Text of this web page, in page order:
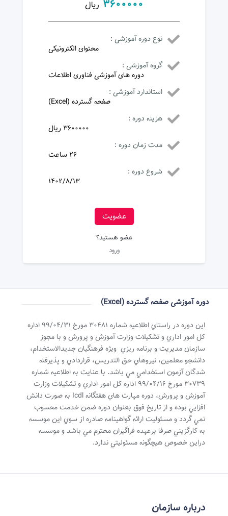
3600000 ریال
نوع دوره آموزشی :
محتوای الکترونیکی
گروه آموزشی :
دوره های آموزشی فناوری اطلاعات
استاندارد آموزشی :
صفحه گسترده (Excel)
هزینه دوره :
3600000 ریال
مدت زمان دوره :
26 ساعت
شروع دوره :
1402/8/13
عضویت
عضو هستید؟
ورود
دوره آموزشی صفحه گسترده (Excel)
اين دوره در راستاي اطلاعيه شماره 30481 مورخ 99/04/31 اداره
کل امور اداري و تشکيلات وزارت آموزش و پرورش و با مجوز
سازمان مديريت و برنامه ريزي ويژه فرهنگيان جديدالاستخدام،
دانشجو معلمين، نيروهاي حق التدريس، قراردادي و پذيرفته
شدگان آزمون استخدامي مي باشد. با عنايت به اطلاعيه شماره
30739 مورخ 99/04/16 اداره کل امور اداري و تشکيلات وزارت
آموزش و پرورش، دوره مهارت هاي هفتگانه Icdl به صورت دانش
افزايي بوده و از تاريخ فوق بعنوان دوره ضمن خدمت محسوب
نمي گردد و مسئوليت ارائه گواهينامه صادره از سوي اين موسسه
به کارگزيني صرفا برعهده فراگيران محترم مي باشد و موسسه
دراين خصوص هيچگونه مسئوليتي ندارد.
درباره سازمان